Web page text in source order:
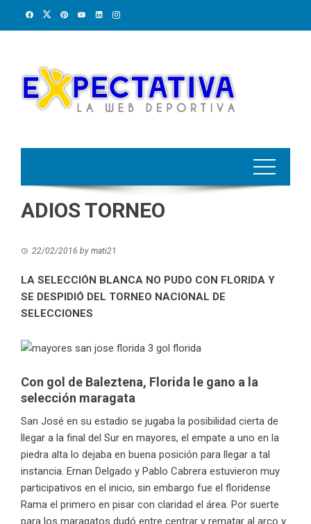
ADIOS TORNEO
22/02/2016 by mati21
LA SELECCIÓN BLANCA NO PUDO CON FLORIDA Y
SE DESPIDIÓ DEL TORNEO NACIONAL DE
SELECCIONES
Con gol de Baleztena, Florida le gano a la
selección maragata
San José en su estadio se jugaba la posibilidad cierta de
llegar a la final del Sur en mayores, el empate a uno en la
piedra alta lo dejaba en buena posición para llegar a tal
instancia. Ernan Delgado y Pablo Cabrera estuvieron muy
participativos en el inicio, sin embargo fue el floridense
Rama el primero en pisar con claridad el área. Por suerte
para los maragatos dudó entre centrar y rematar al arco y